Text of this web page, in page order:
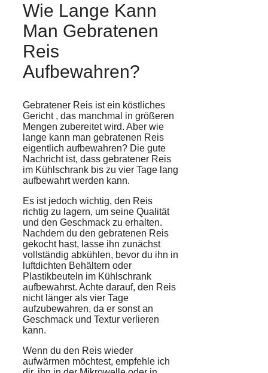
Wie Lange Kann
Man Gebratenen
Reis
Aufbewahren?
Gebratener Reis ist ein köstliches
Gericht , das manchmal in größeren
Mengen zubereitet wird. Aber wie
lange kann man gebratenen Reis
eigentlich aufbewahren? Die gute
Nachricht ist, dass gebratener Reis
im Kühlschrank bis zu vier Tage lang
aufbewahrtwerden kann.
Es ist jedoch wichtig, den Reis
richtig zu lagern, um seine Qualität
und den Geschmack zu erhalten.
Nachdem du den gebratenen Reis
gekocht hast, lasse ihn zunächst
vollständig abkühlen, bevor du ihn in
luftdichten Behältern oder
Plastikbeuteln im Kühlschrank
aufbewahrst. Achte darauf, den Reis
nicht länger als vier Tage
aufzubewahren, da er sonst an
Geschmack und Textur verlieren
kann.
Wenn du den Reis wieder
aufwärmen möchtest, empfehle ich